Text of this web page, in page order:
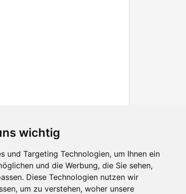
wichtig
und Targeting Technologien, um Ihnen ein
und die Werbung, die Sie sehen,
Diese Technologien nutzen wir
um zu verstehen, woher unsere
Facebook
Twitter